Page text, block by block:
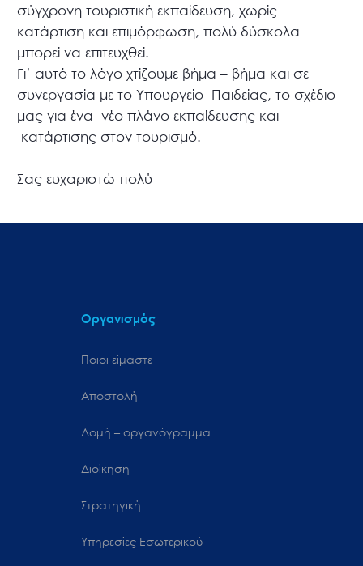
σύγχρονη τουριστική εκπαίδευση, χωρίς
κατάρτιση και επιμόρφωση, πολύ δύσκολα
μπορεί να επιτευχθεί.
Γι’ αυτό το λόγο χτίζουμε βήμα – βήμα και σε
συνεργασία με το Υπουργείο Παιδείας, το σχέδιο
μας για ένα νέο πλάνο εκπαίδευσης και
κατάρτισης στον τουρισμό.
Σας ευχαριστώ πολύ
Οργανισμός
Ποιοι είμαστε
Αποστολή
Δομή – οργανόγραμμα
Διοίκηση
Στρατηγική
Υπηρεσίες Εσωτερικού